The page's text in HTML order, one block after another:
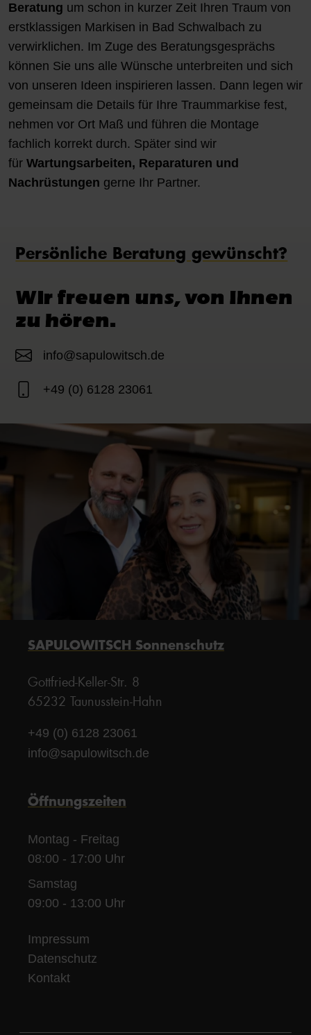
Beratung um schon in kurzer Zeit Ihren Traum von
erstklassigen Markisen in Bad Schwalbach zu
verwirklichen. Im Zuge des Beratungsgesprächs
können Sie uns alle Wünsche unterbreiten und sich
von unseren Ideen inspirieren lassen. Dann legen wir
gemeinsam die Details für Ihre Traummarkise fest,
nehmen vor Ort Maß und führen die Montage
fachlich korrekt durch. Später sind wir
für Wartungsarbeiten, Reparaturen und
Nachrüstungen gerne Ihr Partner.
Persönliche Beratung gewünscht?
Wir freuen uns, von Ihnen
zu hören.
info@sapulowitsch.de
+49 (0) 6128 23061
SAPULOWITSCH Sonnenschutz
Gottfried-Keller-Str. 8
65232 Taunusstein-Hahn
+49 (0) 6128 23061
info@sapulowitsch.de
Öffnungszeiten
Montag - Freitag
08:00 - 17:00 Uhr
Samstag
09:00 - 13:00 Uhr
Impressum
Datenschutz
Kontakt